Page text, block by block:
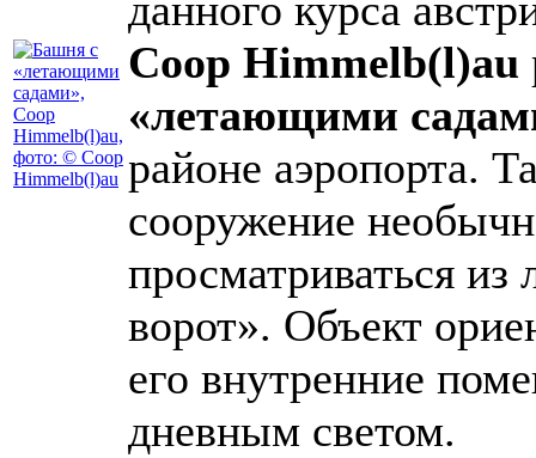
Coop Himmelb(l)au
«летающими
районе аэропорта.
сооружение
просматриваться
ворот». Объект
его внутренние
дневным светом.